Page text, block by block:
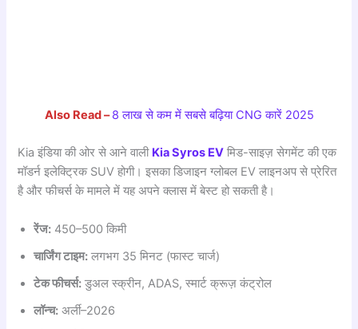
Also Read –8 लाख से कम में सबसे बढ़िया CNG कारें 2025
Kia इंडिया की ओर से आने वाली Kia Syros EV मिड-साइज़ सेगमेंट की एक
मॉडर्न इलेक्ट्रिक SUV होगी। इसका डिजाइन ग्लोबल EV लाइनअप से प्रेरित
है और फीचर्स के मामले में यह अपने क्लास में बेस्ट हो सकती है।
रेंज: 450–500 किमी
चार्जिंग टाइम: लगभग 35 मिनट (फास्ट चार्ज)
टेक फीचर्स: डुअल स्क्रीन, ADAS, स्मार्ट क्रूज़ कंट्रोल
लॉन्च: अर्ली–2026